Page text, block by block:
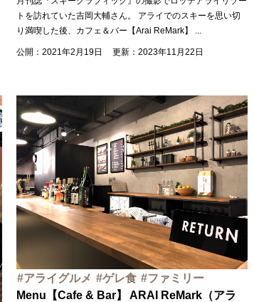
トを訪れていた吉岡大輔さん。 アライでのスキーを思い切
り満喫した後、カフェ＆バー【Arai ReMark】 ...
公開：2021年2月19日 更新：2023年11月22日
アライグルメ ゲレ食
ファミリー
Menu【Cafe & Bar】 ARAI ReMark（アラ